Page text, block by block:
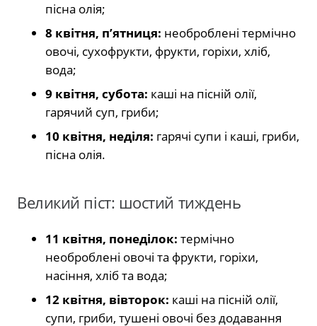
пісна олія;
8 квітня, п’ятниця: необроблені термічно
овочі, сухофрукти, фрукти, горіхи, хліб,
вода;
9 квітня, субота: каші на пісній олії,
гарячий суп, гриби;
10 квітня, неділя: гарячі супи і каші, гриби,
пісна олія.
Великий піст: шостий тиждень
11 квітня, понеділок: термічно
необроблені овочі та фрукти, горіхи,
насіння, хліб та вода;
12 квітня, вівторок: каші на пісній олії,
супи, гриби, тушені овочі без додавання